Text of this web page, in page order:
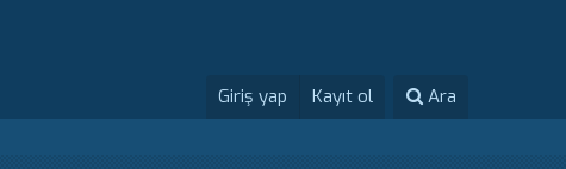
Giriş yap Kayıt ol Ara